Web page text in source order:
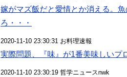
嫁がマズ飯だと愛情とか消える。
ろ・・・
2020-11-10 23:30:31 お料理速報
実際問題、『味』が1番美味しいプ
2020-11-10 23:30:19 哲学ニュースnwk